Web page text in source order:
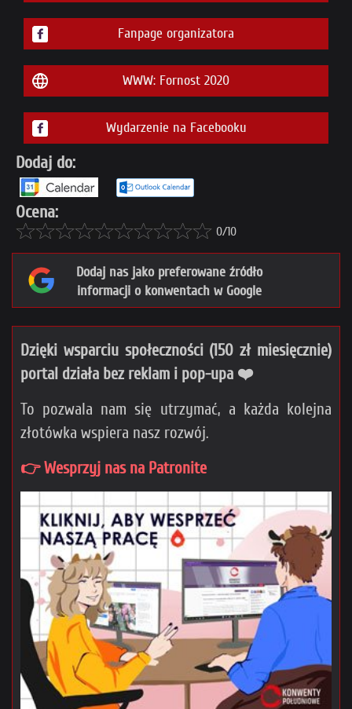
Fanpage organizatora
WWW: Fornost 2020
Wydarzenie na Facebooku
Dodaj do:
Ocena:
0/10
Dodaj nas jako preferowane źródło
informacji o konwentach w Google
Dzięki wsparciu społeczności (150 zł miesięcznie)
portal działa bez reklam i pop-upa ❤️
To pozwala nam się utrzymać, a każda kolejna
złotówka wspiera nasz rozwój.
👉 Wesprzyj nas na Patronite